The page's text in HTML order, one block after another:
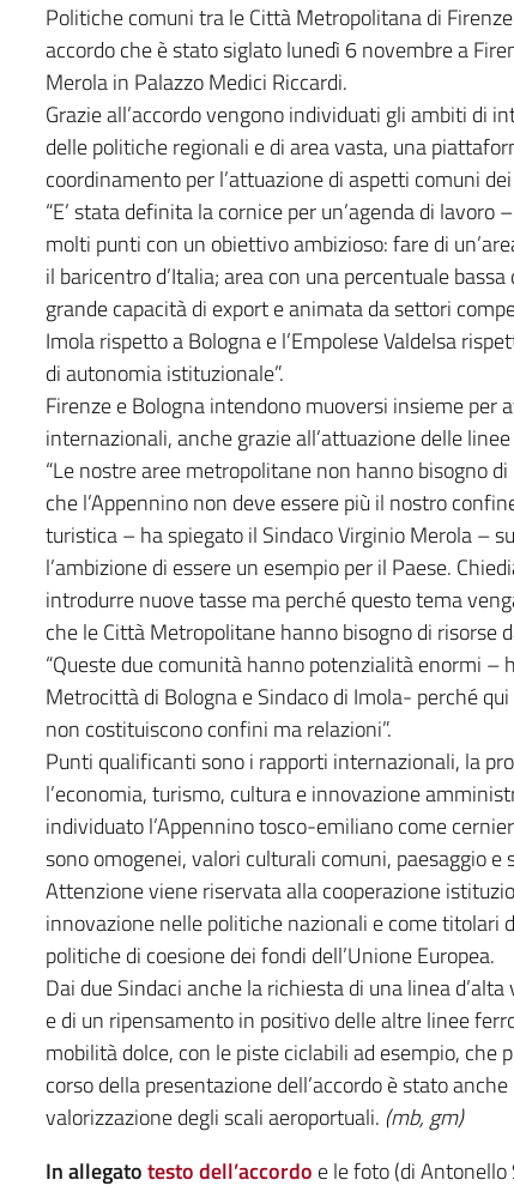
Politiche comuni tra le Città Metropolitana di
accordo che è stato siglato lunedì 6 novembre a
Merola in Palazzo Medici Riccardi.
Grazie all’accordo vengono individuati gli ambiti di
delle politiche regionali e di area vasta, una
coordinamento per l’attuazione di aspetti comuni
“E’ stata definita la cornice per un’agenda di
molti punti con un obiettivo ambizioso: fare di
il baricentro d’Italia; area con una percentuale
grande capacità di export e animata da settori
Imola rispetto a Bologna e l’Empolese Valdelsa
di autonomia istituzionale”.
Firenze e Bologna intendono muoversi insieme
internazionali, anche grazie all’attuazione delle
“Le nostre aree metropolitane non hanno bisogno
che l’Appennino non deve essere più il nostro
turistica – ha spiegato il Sindaco Virginio Merola –
l’ambizione di essere un esempio per il Paese.
introdurre nuove tasse ma perché questo tema
che le Città Metropolitane hanno bisogno di risorse
“Queste due comunità hanno potenzialità enormi –
Metrocittà di Bologna e Sindaco di Imola- perché
non costituiscono confini ma relazioni”.
Punti qualificanti sono i rapporti internazionali, la
l’economia, turismo, cultura e innovazione
individuato l’Appennino tosco-emiliano come
sono omogenei, valori culturali comuni, paesaggio e
Attenzione viene riservata alla cooperazione
innovazione nelle politiche nazionali e come titolari
politiche di coesione dei fondi dell’Unione Europea.
Dai due Sindaci anche la richiesta di una linea
e di un ripensamento in positivo delle altre linee
mobilità dolce, con le piste ciclabili ad esempio, che
corso della presentazione dell’accordo è stato
valorizzazione degli scali aeroportuali. (mb, gm)
In allegatotesto dell’accordo e le foto (di